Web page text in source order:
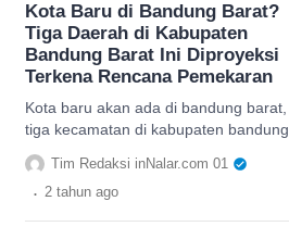
Kota Baru di Bandung Barat?
Tiga Daerah di Kabupaten
Bandung Barat Ini Diproyeksi
Terkena Rencana Pemekaran
Kota baru akan ada di bandung barat,
tiga kecamatan di kabupaten bandung
barat akan masuk wilayah pemekaran,
simak selengkapnya.
Tim Redaksi inNalar.com 01
. 2 tahun ago